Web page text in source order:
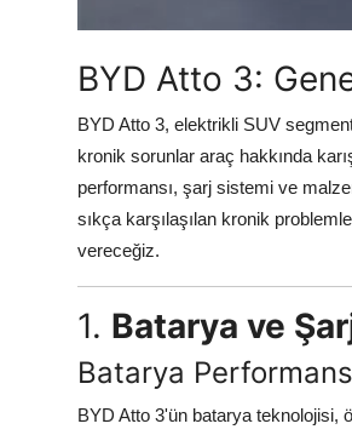
BYD Atto 3:
BYD Atto 3, elektrikli SUV
kronik sorunlar araç hakkında
performansı, şarj sistemi ve
sıkça karşılaşılan kronik
vereceğiz.
1. Batarya ve
Batarya
BYD Atto 3'ün batarya teknolojisi,